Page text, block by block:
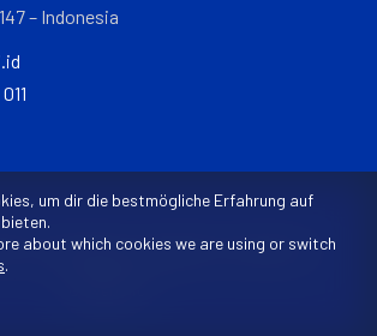
– Indonesia
– Alle Rechte vorbehalten,, Website bei
um dir die bestmögliche Erfahrung auf
about which cookies we are using or switch
.